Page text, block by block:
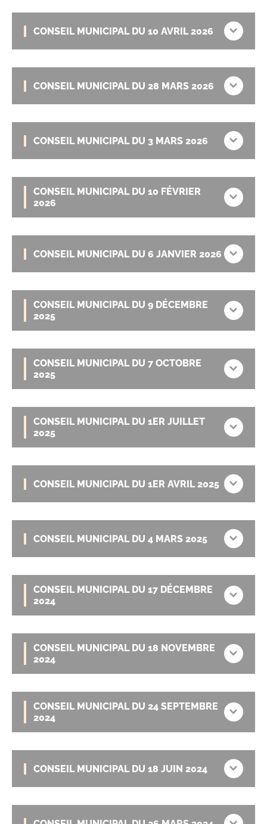
CONSEIL MUNICIPAL DU 10 AVRIL 2026
CONSEIL MUNICIPAL DU 28 MARS 2026
CONSEIL MUNICIPAL DU 3 MARS 2026
CONSEIL MUNICIPAL DU 10 FÉVRIER
2026
CONSEIL MUNICIPAL DU 6 JANVIER 2026
CONSEIL MUNICIPAL DU 9 DÉCEMBRE
2025
CONSEIL MUNICIPAL DU 7 OCTOBRE
2025
CONSEIL MUNICIPAL DU 1ER JUILLET
2025
CONSEIL MUNICIPAL DU 1ER AVRIL 2025
CONSEIL MUNICIPAL DU 4 MARS 2025
CONSEIL MUNICIPAL DU 17 DÉCEMBRE
2024
CONSEIL MUNICIPAL DU 18 NOVEMBRE
2024
CONSEIL MUNICIPAL DU 24 SEPTEMBRE
2024
CONSEIL MUNICIPAL DU 18 JUIN 2024